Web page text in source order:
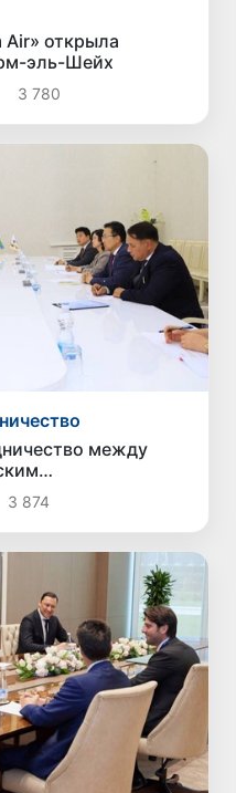
открыла
эль-Шейх
3 780
между
Ёнсу
3 874